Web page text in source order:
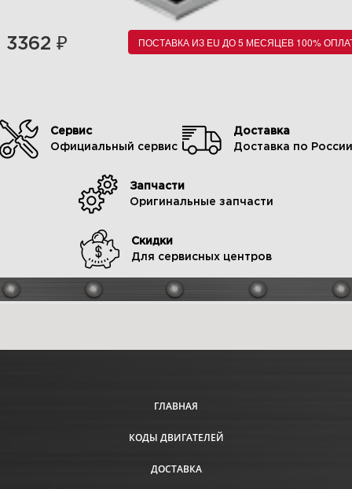
3362 ₽ ПОСТАВКА ИЗ EU ДО 5 МЕСЯЦЕВ 100%
Сервис
Официальный сервис
Доставка
Доставка по России
Запчасти
Оригинальные запчасти
Скидки
Для сервисных центров
ГЛАВНАЯ
КОДЫ ДВИГАТЕЛЕЙ
ДОСТАВКА